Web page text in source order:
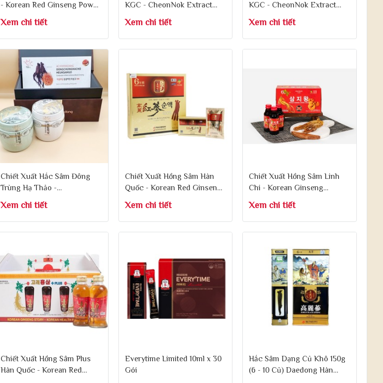
- Korean Red Ginseng Power
Black Garlic Saponin ≥ 35
mg/g
Xem chi tiết
KGC - CheonNok Extract
Xem chi tiết
KGC - CheonNok Extract
Xem chi tiết
Chiết Xuất Hắc Sâm Đông
Trùng Hạ Thảo -
Achimmadang Cordyceps
Militaris & Korea Black
Ginseng 500g x 2 Lọ
Xem chi tiết
Chiết Xuất Hồng Sâm Hàn
Quốc - Korean Red Ginseng
Extract Drink 80ml x 30 Gói
Xem chi tiết
Chiết Xuất Hồng Sâm Linh
Chi - Korean Ginseng
Linhzhi Liquid 100ml x 10
Chai
Xem chi tiết
Chiết Xuất Hồng Sâm Plus
Hàn Quốc - Korean Red
Everytime Limited 10ml x 30
Gói
Hắc Sâm Dạng Củ Khô 150g
(6 - 10 Củ) Daedong Hàn